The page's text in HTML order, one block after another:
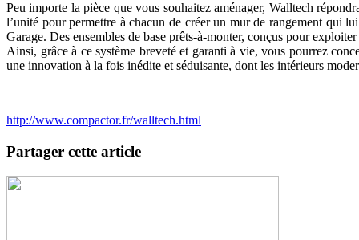
Peu importe la pièce que vous souhaitez aménager, Walltech
l’unité pour permettre à chacun de créer un mur de rangement qui
Garage. Des ensembles de base prêts-à-monter, conçus pour
Ainsi, grâce à ce système breveté et garanti à vie, vous pourrez
une innovation à la fois inédite et séduisante, dont les intérieurs
http://www.compactor.fr/walltech.html
Partager cette article